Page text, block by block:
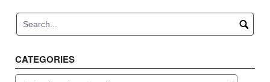
CATEGORIES